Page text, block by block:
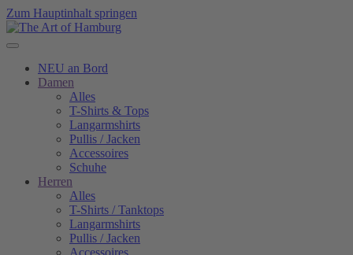
Zum Hauptinhalt springen
NEU an Bord
Damen
Alles
T-Shirts & Tops
Langarmshirts
Pullis / Jacken
Accessoires
Schuhe
Herren
Alles
T-Shirts / Tanktops
Langarmshirts
Pullis / Jacken
Accessoires